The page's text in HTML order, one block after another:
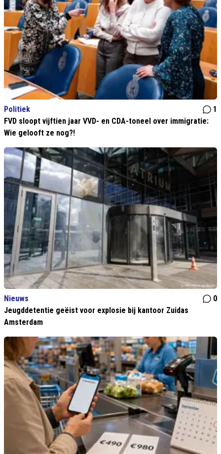
Politiek
1
FVD sloopt vijftien jaar VVD- en CDA-toneel over immigratie:
Wie gelooft ze nog?!
Nieuws
0
Jeugddetentie geëist voor explosie bij kantoor Zuidas
Amsterdam